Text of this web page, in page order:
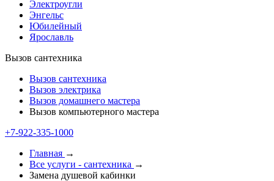
Электроугли
Энгельс
Юбилейный
Ярославль
Вызов сантехника
Вызов сантехника
Вызов электрика
Вызов домашнего мастера
Вызов компьютерного мастера
+7-922-335-1000
Главная →
Все услуги - cантехника →
Замена душевой кабинки